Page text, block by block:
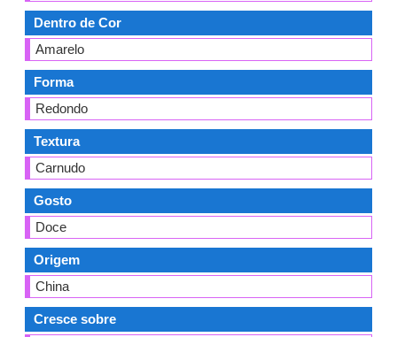
Dentro de Cor
Amarelo
Forma
Redondo
Textura
Carnudo
Gosto
Doce
Origem
China
Cresce sobre